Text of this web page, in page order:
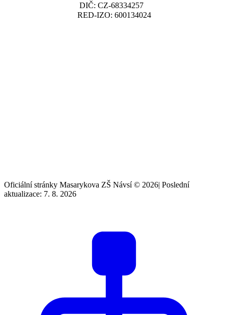
DIČ: CZ-68334257
RED-IZO: 600134024
Oficiální stránky Masarykova ZŠ Návsí © 2026| Poslední
aktualizace: 7. 8. 2026